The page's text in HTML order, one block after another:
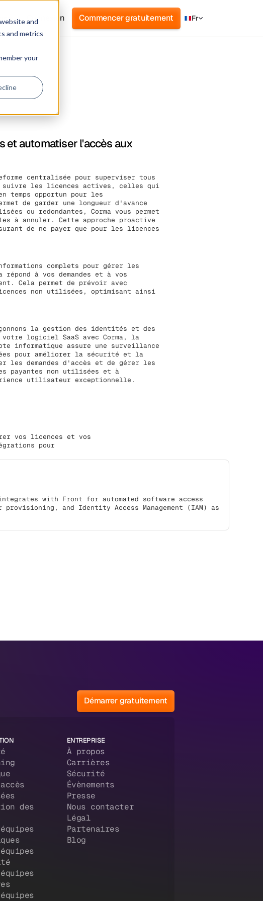
and
and metrics
your
Connexion Commencer gratuitement Fr
et automatiser l'accès aux
centralisée pour superviser tous
suivre les licences actives, celles qui
temps opportun pour les
de garder une longueur d'avance
ou redondantes, Corma vous permet
à annuler. Cette approche proactive
de ne payer que pour les licences
complets pour gérer les
à vos demandes et à vos
Cela permet de prévoir avec
non utilisées, optimisant ainsi
la gestion des identités et des
logiciel SaaS avec Corma, la
informatique assure une surveillance
pour améliorer la sécurité et la
les demandes d'accès et de gérer les
payantes non utilisées et à
utilisateur exceptionnelle.
vos licences et vos
pour
with Front for automated software access
provisioning, and Identity Access Management (IAM) as
Démarrer gratuitement
des
ENTREPRISE
À propos
Carrières
Sécurité
Évènements
Presse
Nous contacter
Légal
Partenaires
Blog